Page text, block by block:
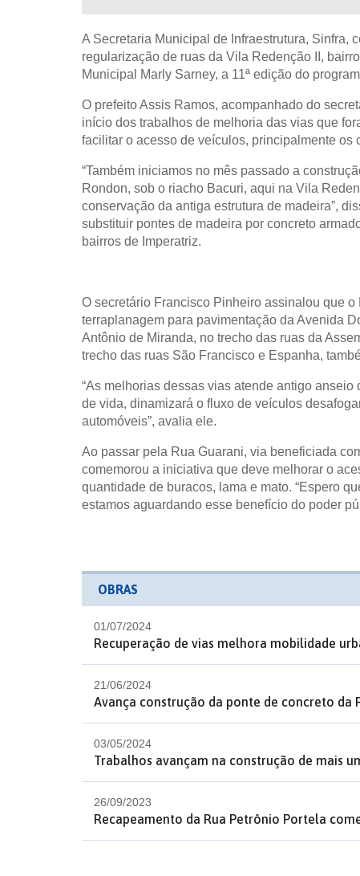
A Secretaria Municipal de Infraestrutura, Sinfra,
regularização de ruas da Vila Redenção II,
Municipal Marly Sarney, a 11ª edição do
O prefeito Assis Ramos, acompanhado do
início dos trabalhos de melhoria das vias que
facilitar o acesso de veículos, principalmente
“Também iniciamos no mês passado a
Rondon, sob o riacho Bacuri, aqui na Vila
conservação da antiga estrutura de madeira”,
substituir pontes de madeira por concreto
bairros de Imperatriz.
O secretário Francisco Pinheiro assinalou que
terraplanagem para pavimentação da Avenida
Antônio de Miranda, no trecho das ruas da
trecho das ruas São Francisco e Espanha,
“As melhorias dessas vias atende antigo
de vida, dinamizará o fluxo de veículos
automóveis”, avalia ele.
Ao passar pela Rua Guarani, via beneficiada
comemorou a iniciativa que deve melhorar o
quantidade de buracos, lama e mato. “Espero
estamos aguardando esse benefício do poder
OBRAS
01/07/2024
Recuperação de vias melhora mobilidade
21/06/2024
Avança construção da ponte de concreto da
03/05/2024
Trabalhos avançam na construção de mais
26/09/2023
Recapeamento da Rua Petrônio Portela